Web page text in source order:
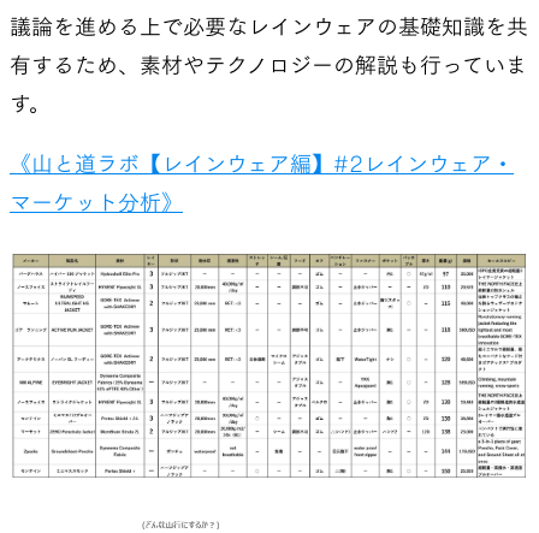
議論を進める上で必要なレインウェアの基礎知識を共
有するため、素材やテクノロジーの解説も行っていま
す。
《山と道ラボ【レインウェア編】#2レインウェア・
マーケット分析》